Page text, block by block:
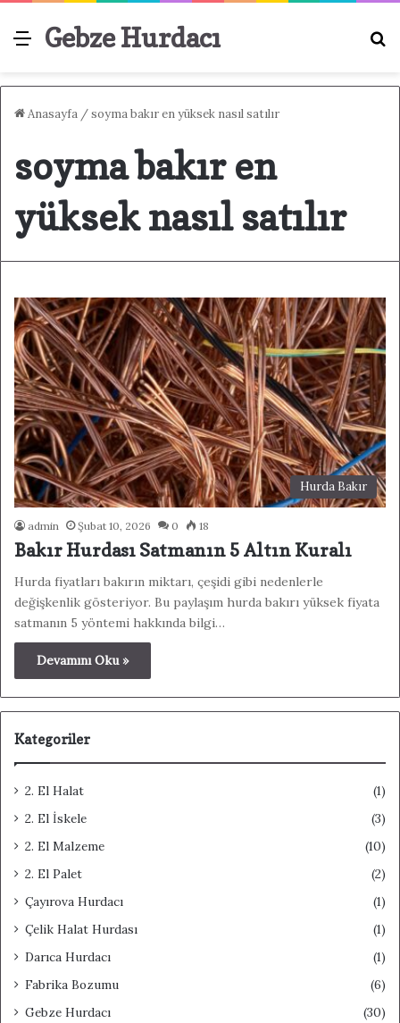
Menü
Gebze Hurdacı
Anasayfa /soyma bakır en yüksek nasıl satılır
soyma bakır en
yüksek nasıl satılır
Hurda Bakır
admin Şubat 10, 2026 0 18
Bakır Hurdası Satmanın 5 Altın Kuralı
Hurda fiyatları bakırın miktarı, çeşidi gibi nedenlerle
değişkenlik gösteriyor. Bu paylaşım hurda bakırı yüksek fiyata
satmanın 5 yöntemi hakkında bilgi…
Devamını Oku »
Kategoriler
2. El Halat
(1)
2. El İskele
(3)
2. El Malzeme
(10)
2. El Palet
(2)
Çayırova Hurdacı
(1)
Çelik Halat Hurdası
(1)
Darıca Hurdacı
(1)
Fabrika Bozumu
(6)
Gebze Hurdacı
(30)